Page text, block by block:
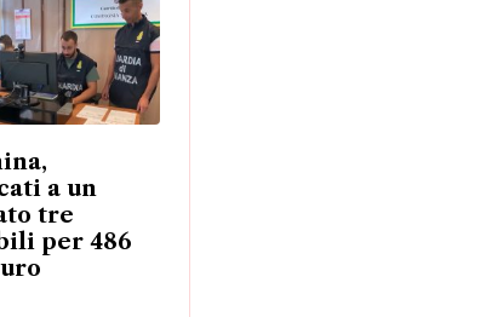
a un
tre
per 486